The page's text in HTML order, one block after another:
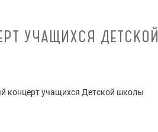
УЧАЩИХСЯ ДЕТСКОЙ
концерт учащихся Детской школы